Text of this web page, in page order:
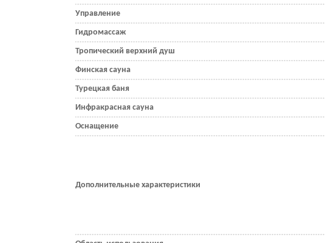
Управление
Гидромассаж
Тропический верхний душ
Финская сауна
Турецкая баня
Инфракрасная сауна
Оснащение
Дополнительные характеристики